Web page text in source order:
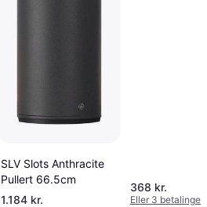
SLV Slots Anthracite
Pullert 66.5cm
1.184 kr.
368 kr.
Eller 3 betalinger